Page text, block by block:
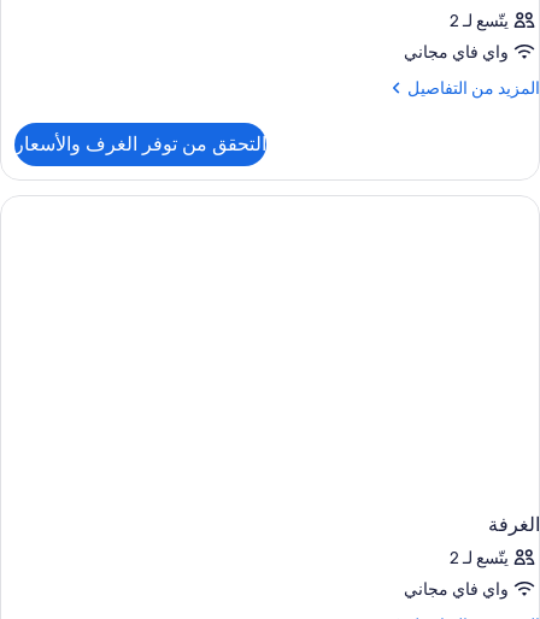
يتّسع لـ 2
واي فاي مجاني
المزيد من التفاصيل
المزيد
الغرفة
التحقق من توفر الغرف والأسعار
الغرفة
يتّسع لـ 2
واي فاي مجاني